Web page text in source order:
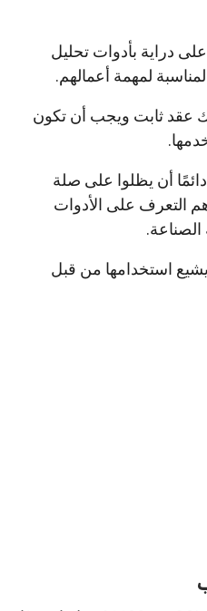
دراية بأدوات تحليل
المناسبة لمهمة أعمالهم.
عقد ثابت ويجب أن تكون
أن يظلوا على صلة
التعرف على الأدوات
يشيع استخدامها من قبل